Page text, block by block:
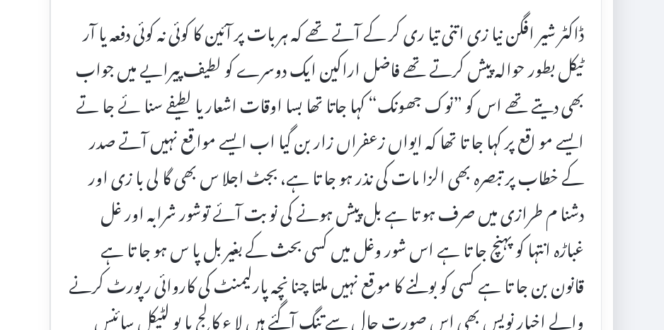
ڈاکٹر شیر افگن نیا زی اتنی تیا ری کر کے آتے تھے کہ ہر بات پر آئین کا کوئی نہ کوئی دفعہ یا آر
ٹیکل بطور حوالہ پیش کرتے تھے فاضل اراکین ایک دوسرے کو لطیف پیرایے میں جواب
بھی دیتے تھے اس کو ”نوک جھونک“ کہا جاتا تھا بسا اوقات اشعار یا لطیفے سنا ئے جا تے
ایسے مو اقع پر کہا جا تا تھا کہ ایواں زعفراں زار بن گیا اب ایسے موا قع نہیں آتے صدر
کے خطاب پر تبصرہ بھی الزا مات کی نذر ہو جا تا ہے، بجٹ اجلا س بھی گا لی با زی اور
دشنا م طرازی میں صرف ہو تا ہے بل پیش ہونے کی نو بت آئے توشور شرابہ اور غل
غباڑہ انتہا کو پہنچ جا تا ہے اس شور وغل میں کسی بحث کے بغیر بل پا س ہو جا تا ہے
قانون بن جا تا ہے کسی کو بولنے کا مو قع نہیں ملتا چنا نچہ پارلیمنٹ کی کاروائی رپورٹ کرنے
والے اخبار نویس بھی اس صورت حال سے تنگ آگئے ہیں لا ء کا لج یا پو لٹیکل سائنس